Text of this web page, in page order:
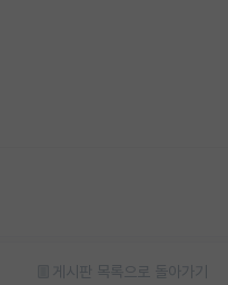
게시판 목록으로 돌아가기